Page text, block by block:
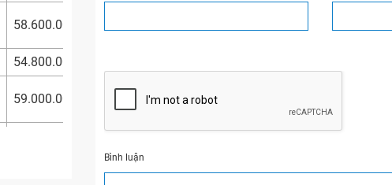
58.600.000VND
54.800.000VND
59.000.000VND
Bình luận